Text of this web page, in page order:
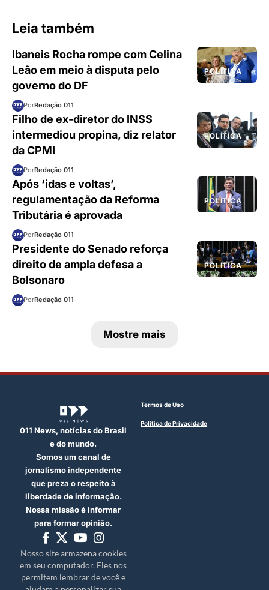
Leia também
POLÍTICA
Ibaneis Rocha rompe com Celina
Leão em meio à disputa pelo
governo do DF
PorRedação 011
POLÍTICA
Filho de ex-diretor do INSS
intermediou propina, diz relator
da CPMI
PorRedação 011
POLÍTICA
Após ‘idas e voltas’,
regulamentação da Reforma
Tributária é aprovada
PorRedação 011
POLÍTICA
Presidente do Senado reforça
direito de ampla defesa a
Bolsonaro
PorRedação 011
Mostre mais
011 News, notícias do Brasil
e do mundo.
Somos um canal de
jornalismo independente
que preza o respeito à
liberdade de informação.
Nossa missão é informar
para formar opinião.
Nosso site armazena cookies
em seu computador. Eles nos
permitem lembrar de você e
Termos de Uso
Política de Privacidade